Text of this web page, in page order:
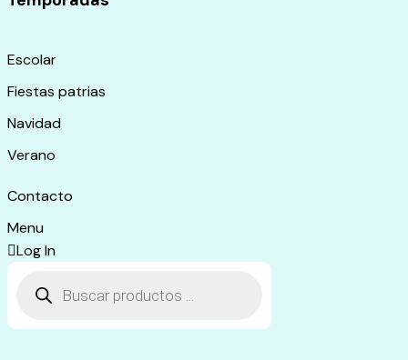
Escolar
Fiestas patrias
Navidad
Verano
Contacto
Menu
Log In
productos